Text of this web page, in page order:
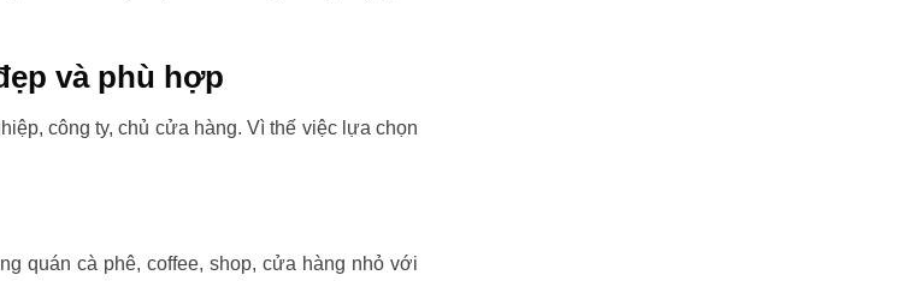
và phù hợp
công ty, chủ cửa hàng. Vì thế việc lựa chọn
quán cà phê, coffee, shop, cửa hàng nhỏ với